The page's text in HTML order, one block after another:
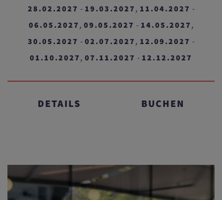
28.02.2027 - 19.03.2027 , 11.04.2027 -
06.05.2027 , 09.05.2027 - 14.05.2027 ,
30.05.2027 - 02.07.2027 , 12.09.2027 -
01.10.2027 , 07.11.2027 - 12.12.2027
DETAILS BUCHEN